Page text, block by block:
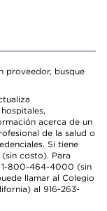
proveedor, busque
acerca de un
de la salud o
Si tiene
costo). Para
1-800-464-4000 (sin
llamar al Colegio
al 916-263-